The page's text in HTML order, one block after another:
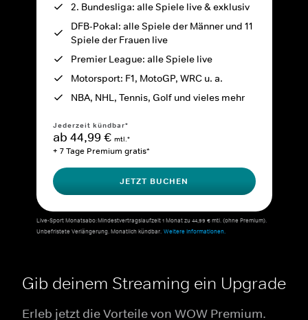
2. Bundesliga: alle Spiele live & exklusiv
DFB-Pokal: alle Spiele der Männer und 11
Spiele der Frauen live
Premier League: alle Spiele live
Motorsport: F1, MotoGP, WRC u. a.
NBA, NHL, Tennis, Golf und vieles mehr
Jederzeit kündbar*
ab 44,99 € mtl.*
+ 7 Tage Premium gratis*
JETZT BUCHEN
Live-Sport Monatsabo: Mindestvertragslaufzeit 1 Monat zu 44,99 € mtl. (ohne Premium).
Unbefristete Verlängerung. Monatlich kündbar. Weitere Informationen.
Gib deinem Streaming ein Upgrade
Erleb jetzt die Vorteile von WOW Premium.